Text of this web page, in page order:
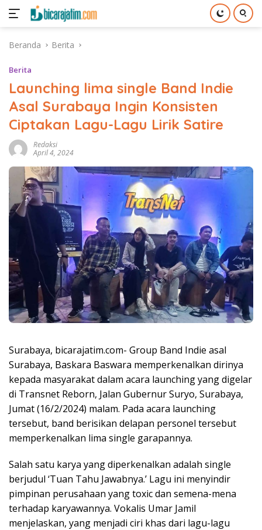
Beranda Berita
Berita
Launching lima single Band Indie
Asal Surabaya Ingin Konsisten
Ciptakan Lagu-Lagu Lirik Satire
Redaksi
April 4, 2024
Surabaya, bicarajatim.com- Group Band Indie asal
Surabaya, Baskara Baswara memperkenalkan dirinya
kepada masyarakat dalam acara launching yang digelar
di Transnet Reborn, Jalan Gubernur Suryo, Surabaya,
Jumat (16/2/2024) malam. Pada acara launching
tersebut, band berisikan delapan personel tersebut
memperkenalkan lima single garapannya.
Salah satu karya yang diperkenalkan adalah single
berjudul ‘Tuan Tahu Jawabnya.’ Lagu ini menyindir
pimpinan perusahaan yang toxic dan semena-mena
terhadap karyawannya. Vokalis Umar Jamil
menjelaskan, yang menjadi ciri khas dari lagu-lagu